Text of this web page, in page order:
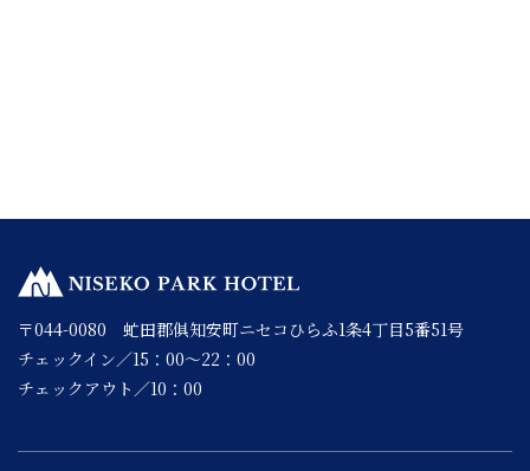
〒044-0080 虻田郡俱知安町ニセコひらふ1条4丁目5番51号
チェックイン／15：00～22：00
チェックアウト／10：00